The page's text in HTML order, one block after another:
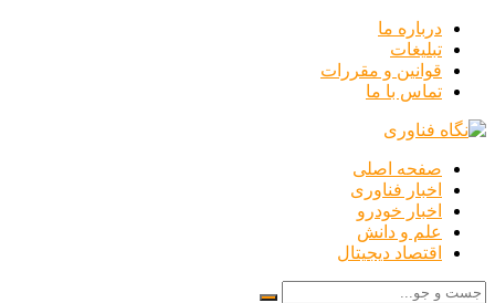
درباره ما
تبلیغات
قوانین و مقررات
تماس با ما
صفحه اصلی
اخبار فناوری
اخبار خودرو
علم و دانش
اقتصاد دیجیتال